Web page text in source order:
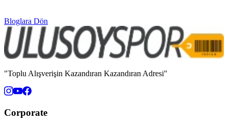
Bloglara Dön
"Toplu Alışverişin Kazandıran Kazandıran Adresi"
Corporate